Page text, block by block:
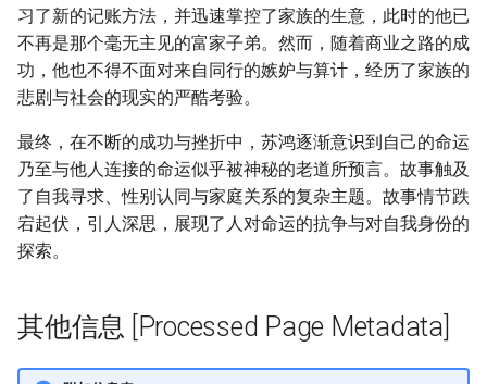
习了新的记账方法，并迅速掌控了家族的生意，此时的他已
不再是那个毫无主见的富家子弟。然而，随着商业之路的成
功，他也不得不面对来自同行的嫉妒与算计，经历了家族的
悲剧与社会的现实的严酷考验。
最终，在不断的成功与挫折中，苏鸿逐渐意识到自己的命运
乃至与他人连接的命运似乎被神秘的老道所预言。故事触及
了自我寻求、性别认同与家庭关系的复杂主题。故事情节跌
宕起伏，引人深思，展现了人对命运的抗争与对自我身份的
探索。
其他信息 [Processed Page Metadata]